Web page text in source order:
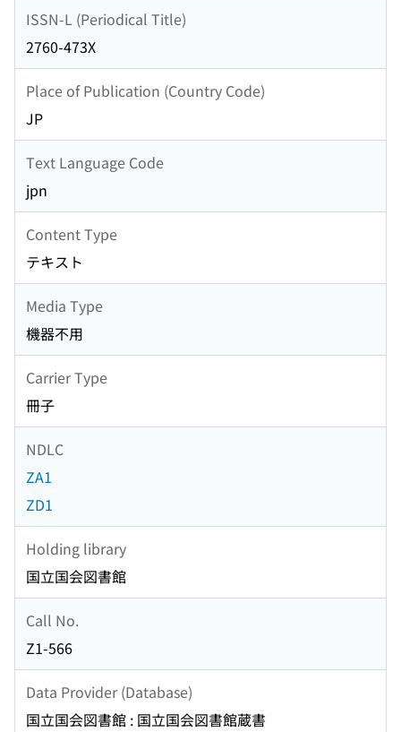
ISSN-L (Periodical Title)
2760-473X
Place of Publication (Country Code)
JP
Text Language Code
jpn
Content Type
テキスト
Media Type
機器不用
Carrier Type
冊子
NDLC
ZA1
ZD1
Holding library
国立国会図書館
Call No.
Z1-566
Data Provider (Database)
国立国会図書館 : 国立国会図書館蔵書